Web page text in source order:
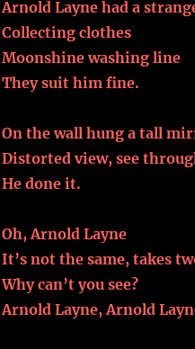
Arnold Layne had a
Collecting clothes
Moonshine washing line
They suit him fine.
On the wall hung a tall
Distorted view, see
He done it.
Oh, Arnold Layne
It’s not the same, takes
Why can’t you see?
Arnold Layne, Arnold